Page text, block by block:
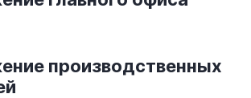
производственных